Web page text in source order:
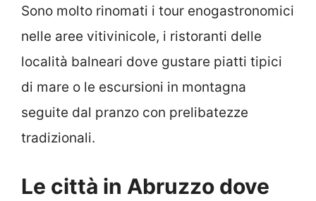
Sono molto rinomati i tour enogastronomici
nelle aree vitivinicole, i ristoranti delle
località balneari dove gustare piatti tipici
di mare o le escursioni in montagna
seguite dal pranzo con prelibatezze
tradizionali.
Le città in Abruzzo dove